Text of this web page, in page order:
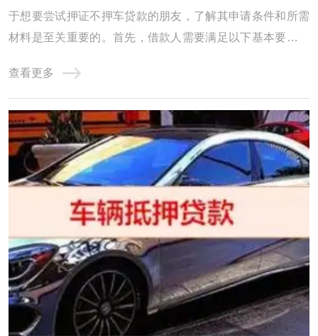
于想要尝试押证不押车贷款的朋友，了解其申请条件和所需
材料是至关重要的。首先，借款人需要满足以下基本要求：
贷款的合法性。车辆的所有权必须清晰，这包括提供身份
证、户口本以及证明其工作和收入稳定的工作证明和收入证
明。此外，银行流水记录和车辆相关的证件，如 ...
查看更多